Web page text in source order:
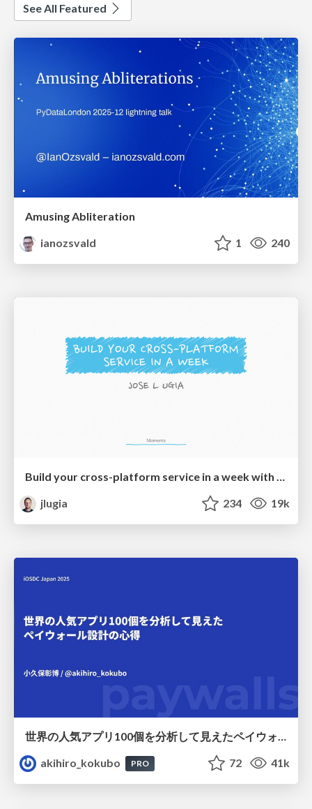
See All Featured
Amusing Abliteration
ianozsvald
1 240
Build your cross-platform service in a week with App Engine
jlugia
234 19k
世界の人気アプリ100個を分析して見えたペイウォール設計の心得
akihiro_kokubo
PRO 72 41k